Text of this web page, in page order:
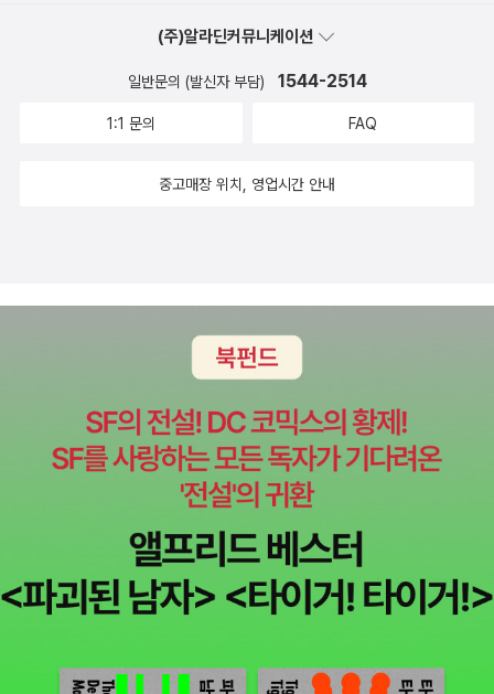
그렇지 않았을텐데...수포자가 생기고 수학을 무서워하는것은 많은
오르는 정서가 좋지 않기 때문이 아닐까 하는 생각이 듭니다. 자녀수
학에 고민 많으신 분들, 저처럼 아이수학을 공부하다 취미에 빠지신
길잡이 책이란 걸 알게 되실 겁니다.수학에 대해 흥미를 가지려면 어
습니다.강미선선생님, 정육숙선샘님 재가 보고서 블랙홀처럼 빠저든
이 '문제없는 수학책'을 내주셔서 다시한번 정말 감사합니다.#문제없
는수학책#강미선 #정유숙 #수학 #수학동화 #미취학수학 #초등수
(주)알라딘커뮤니케이션
일반문의 (발신자 부담) 1544-2514
1:1 문의 FAQ
중고매장 위치, 영업시간 안내